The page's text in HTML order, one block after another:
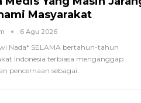
Masyarakat
6 Agu 2026
Nada* SELAMA bertahun-tahun
Indonesia terbiasa menganggap
pencernaan sebagai…